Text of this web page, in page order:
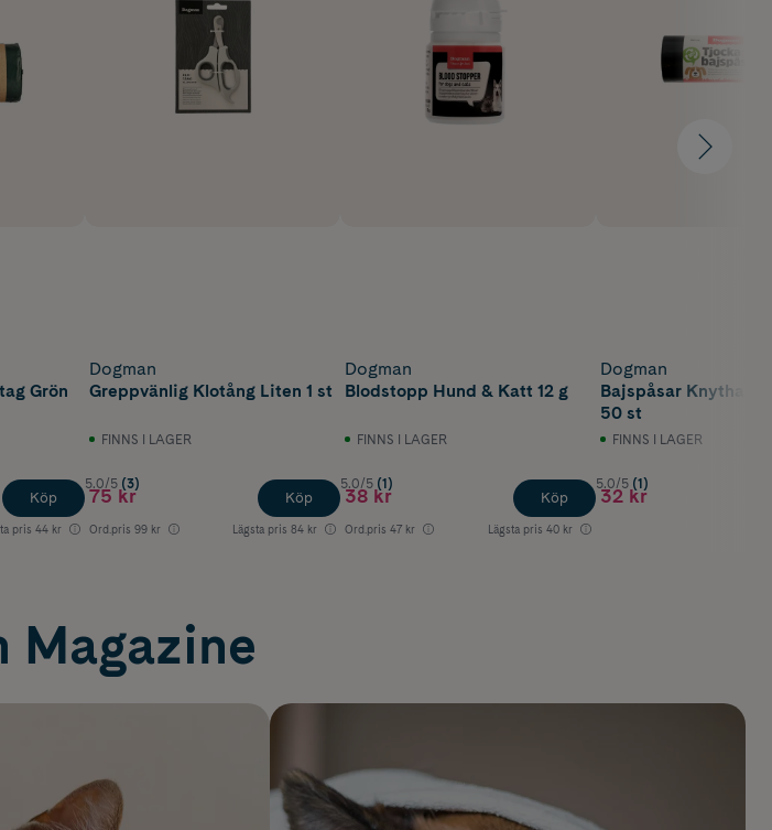
Grön
pris 44 kr
Köp
Dogman
Greppvänlig Klotång Liten 1 st
FINNS I LAGER
5.0/5 (3)
75 kr
Ord.pris 99 kr Lägsta pris 84 kr
Köp
Dogman
Blodstopp Hund & Katt 12 g
FINNS I LAGER
5.0/5 (1)
38 kr
Ord.pris 47 kr Lägsta pris 40 kr
Köp
Dogman
Bajspåsar
50 st
FINNS I LAGER
5.0/5 (1)
32 kr
Magazine